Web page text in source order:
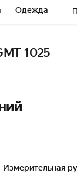
Одежда
1025
Измерительная